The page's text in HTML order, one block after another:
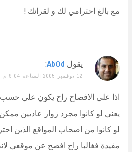
مع بالغ احترامي لك و لقرائك !
يقول AbOd
:
12 نوفمبر 2005 الساعة 9:04 م
اذا على الافصاح راح يكون على
يعني لو كانوا مجرد زوار عاديين
لو كانوا من اصحاب المواقع الذين
مفيدة فغالبا راح افصح عن موقعي